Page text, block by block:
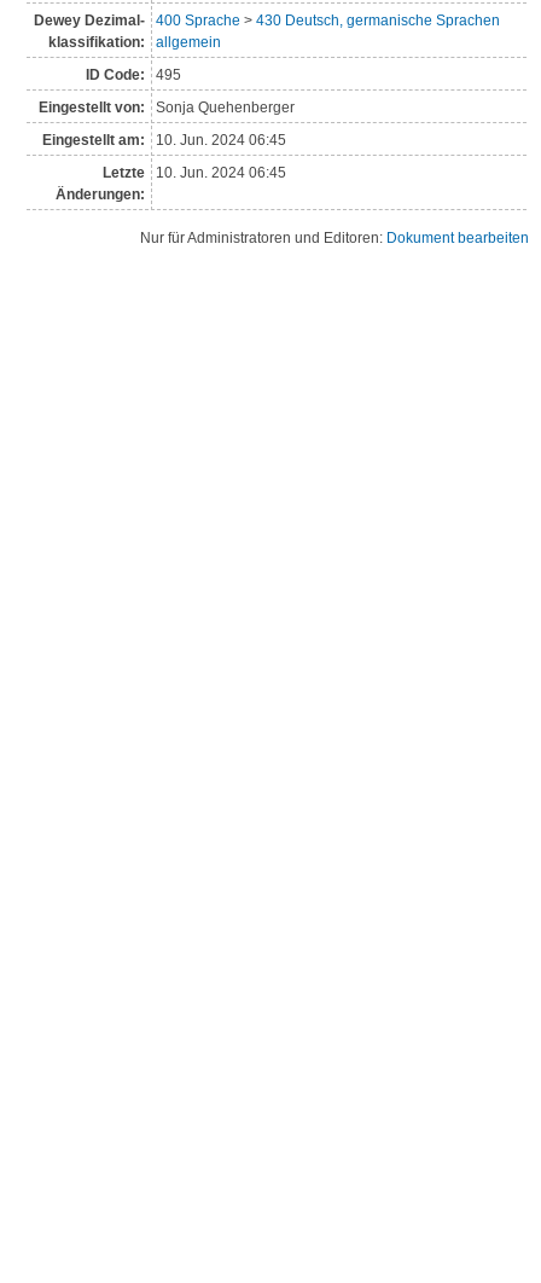
Dewey Dezimal­
klassi­fikation:
400 Sprache > 430 Deutsch, germanische Sprachen
allgemein
ID Code:
495
Eingestellt von:
Sonja Quehenberger
Eingestellt am:
10. Jun. 2024 06:45
Letzte
Änderungen:
10. Jun. 2024 06:45
Nur für Administratoren und Editoren: Dokument bearbeiten